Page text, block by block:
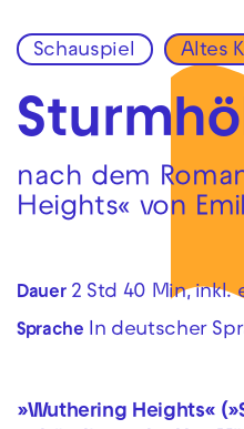
Zur Hauptnavigation
Zum Hauptinhalt
Schauspiel Altes
nach dem
Heights« von
Dauer 2 Std 40 Min, inkl.
Sprache In deutscher
»Wuthering Heights«